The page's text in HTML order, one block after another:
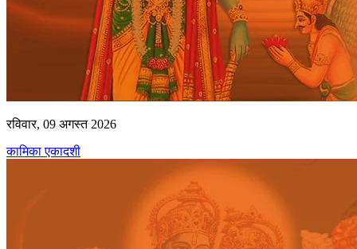
रविवार, 09 अगस्त 2026
कामिका एकादशी